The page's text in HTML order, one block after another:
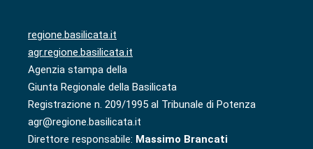
regione.basilicata.it
agr.regione.basilicata.it
Agenzia stampa della
Giunta Regionale della Basilicata
Registrazione n. 209/1995 al Tribunale di Potenza
agr@regione.basilicata.it
Direttore responsabile: Massimo Brancati